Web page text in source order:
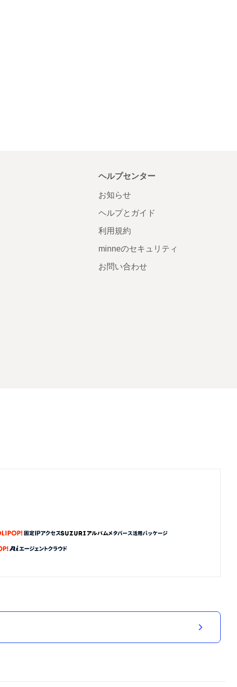
ヘルプセンター
お知らせ
ヘルプとガイド
利用規約
minneのセキュリティ
お問い合わせ